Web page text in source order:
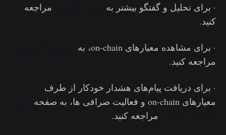
· برای تحلیل و گفتگو بیشتر به
مراجعه
کنید.
· برای مشاهده معیارهای on-chain، به
مراجعه کنید.
· برای دریافت پیام‌های هشدار خودکار از طرف
معیارهای on-chain و فعالیت‌ صرافی ها، به صفحه
مراجعه کنید.